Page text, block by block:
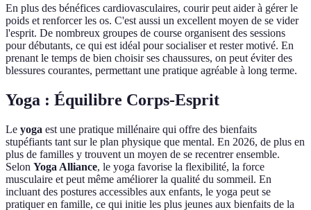
En plus des bénéfices cardiovasculaires, courir peut aider à gérer le
poids et renforcer les os. C'est aussi un excellent moyen de se vider
l'esprit. De nombreux groupes de course organisent des sessions
pour débutants, ce qui est idéal pour socialiser et rester motivé. En
prenant le temps de bien choisir ses chaussures, on peut éviter des
blessures courantes, permettant une pratique agréable à long terme.
Yoga : Équilibre Corps-Esprit
Le yoga est une pratique millénaire qui offre des bienfaits
stupéfiants tant sur le plan physique que mental. En 2026, de plus en
plus de familles y trouvent un moyen de se recentrer ensemble.
Selon Yoga Alliance, le yoga favorise la flexibilité, la force
musculaire et peut même améliorer la qualité du sommeil. En
incluant des postures accessibles aux enfants, le yoga peut se
pratiquer en famille, ce qui initie les plus jeunes aux bienfaits de la